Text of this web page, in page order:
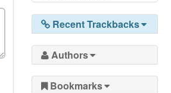
Recent Trackbacks
Authors
Bookmarks